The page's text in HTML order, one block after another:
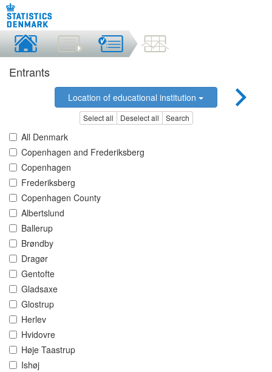
Entrants
Location of educational institution
Select all Deselect all Search
All Denmark
Copenhagen and Frederiksberg
Copenhagen
Frederiksberg
Copenhagen County
Albertslund
Ballerup
Brøndby
Dragør
Gentofte
Gladsaxe
Glostrup
Herlev
Hvidovre
Høje Taastrup
Ishøj